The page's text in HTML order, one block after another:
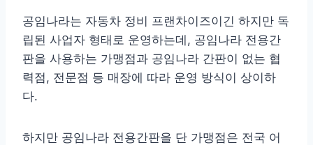
공임나라는 자동차 정비 프랜차이즈이긴 하지만 독
립된 사업자 형태로 운영하는데, 공임나라 전용간
판을 사용하는 가맹점과 공임나라 간판이 없는 협
력점, 전문점 등 매장에 따라 운영 방식이 상이하
다.
하지만 공임나라 전용간판을 단 가맹점은 전국 어